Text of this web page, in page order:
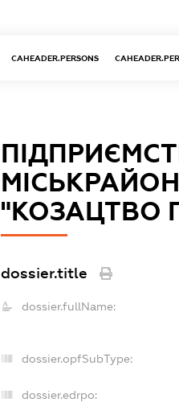
CAHEADER.PERSONS
"КОЗАЦТВО
dossier.title
dossier.fullName:
dossier.opfSubType:
dossier.edrpo: